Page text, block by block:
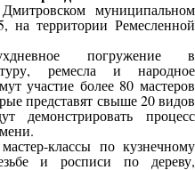
Дмитровском муниципальном
на территории Ремесленной
погружение в
ремесла и народное
участие более 80 мастеров
представят свыше 20 видов
демонстрировать процесс
классы по кузнечному
и росписи по дереву,